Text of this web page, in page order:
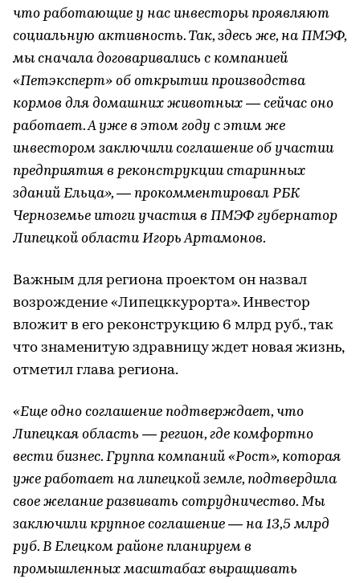
что работающие у нас инвесторы проявляют
социальную активность. Так, здесь же, на ПМЭФ,
мы сначала договаривались с компанией
«Петэксперт» об открытии производства
кормов для домашних животных ― сейчас оно
работает. А уже в этом году с этим же
инвестором заключили соглашение об участии
предприятия в реконструкции старинных
зданий Ельца», — прокомментировал РБК
Черноземье итоги участия в ПМЭФ губернатор
Липецкой области Игорь Артамонов.
Важным для региона проектом он назвал
возрождение «Липецккурорта». Инвестор
вложит в его реконструкцию 6 млрд руб., так
что знаменитую здравницу ждет новая жизнь,
отметил глава региона.
«Еще одно соглашение подтверждает, что
Липецкая область ― регион, где комфортно
вести бизнес. Группа компаний «Рост», которая
уже работает на липецкой земле, подтвердила
свое желание развивать сотрудничество. Мы
заключили крупное соглашение — на 13,5 млрд
руб. В Елецком районе планируем в
промышленных масштабах выращивать